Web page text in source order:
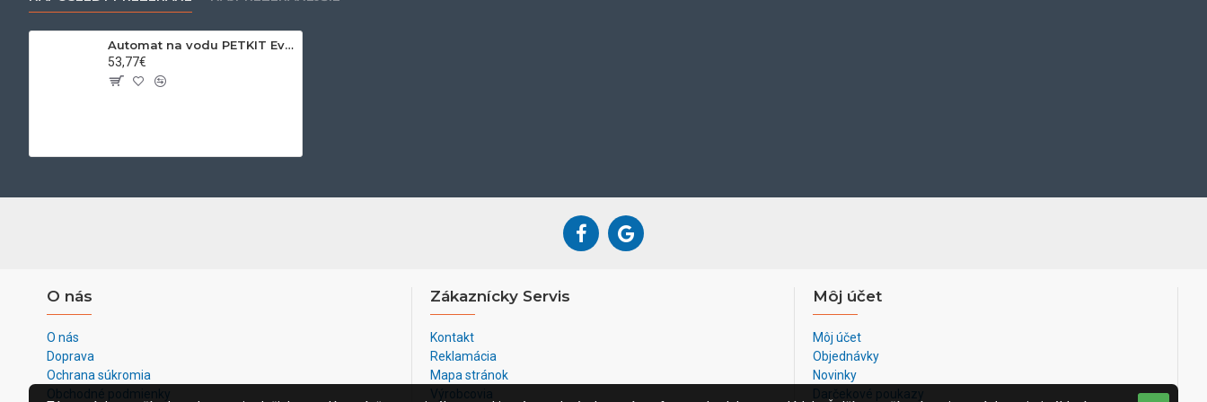
Automat na vodu PETKIT Eversweet Solo
53,77€
O nás
O nás
Doprava
Ochrana súkromia
Obchodné podmienky
Zákaznícky Servis
Kontakt
Reklamácia
Mapa stránok
Výrobcovia
Môj účet
Môj účet
Objednávky
Novinky
Darčekové poukazy